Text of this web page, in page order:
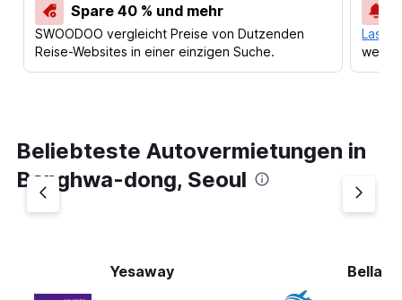
Spare 40 % und mehr
SWOODOO vergleicht Preise von Dutzenden
Reise-Websites in einer einzigen Suche.
Lass
Beliebteste Autovermietungen in
Banghwa-dong, Seoul
Yesaway Bella